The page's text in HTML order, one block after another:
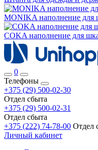
MONIKA наполнение для
COKA наполнение для
0
Телефоны
+375 (29) 500-02-30
Отдел сбыта
+375 (29) 500-02-31
Отдел сбыта
+375 (222) 74-78-00 Отдел
Личный кабинет